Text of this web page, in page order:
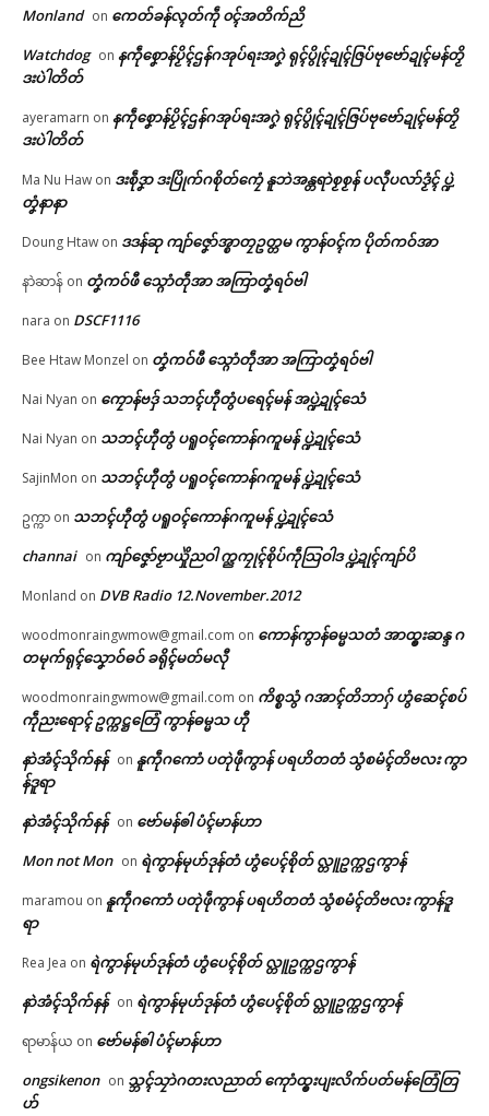
ဌာန်ပရိုၚ်ဗၠးၜးမန်
ရုဲစှ်
🏛 လညာတ်ပါ်ပဲါ
ညးဒါန်လိက်
ကေတ်အဆက်
© ဌာန်ပရိုၚ်ဗၠးၜးမန်
စာၚ်ပ္ဍဲခရိုၚ်
April 20, 2026
တန်ဗ္တောန် Diploma in English
March 18, 2026
ဂကောံရီုဗၚ်မၞိဟ်ဒေသမန်တံ
အောန်အိုတ် ဒးစွံတမ်ရိုဟ်သြန်
(၅၀၀) ကိုဋ်ဂးတုဲ ဂကောံလ္ၚဵု ဒေံါ
ဇူယာယဳ
March 10, 2026
In "ပရိုၚ်"
Monland on ကေတ်ခန်လ္ၚတ်ကဵု ၀ၚ်အတိက်ညိ
Watchdog on နကဵုစၞောန်ပၟိၚ်ဌန်ဂအုပ်ရးအဂၞဲ ရုၚ်ပွိုၚ်ဍုၚ်ဇြပ်ဗုဗော်ဍုၚ်မန်တၟိ
ဒးပဲါတိတ်
ayeramarn on နကဵုစၞောန်ပၟိၚ်ဌန်ဂအုပ်ရးအဂၞဲ ရုၚ်ပွိုၚ်ဍုၚ်ဇြပ်ဗုဗော်ဍုၚ်မန်တၟိ
ဒးပဲါတိတ်
Ma Nu Haw on ဒးစဵုဒၞာ ဒးပြိုက်ဂစိုတ်ကၠေံ နူဘဲအန္တရာဲစၟစၟန် ပလီုပလာ်ဒၟံၚ် ပ္ဍဲ
တၞံနာနာ
Doung Htaw on ဒဒန်ဆု ကျာ်ဇၞော်အ္စာတၠဥတ္တမ ကွာန်ဝၚ်က ပိုတ်ကဝ်အာ
နာဲဆာန် on တၞံကဝ်ဖီ သ္ဂောံတဵုအာ အကြာတၞံရဝ်ဗါ
nara on DSCF1116
Bee Htaw Monzel on တၞံကဝ်ဖီ သ္ဂောံတဵုအာ အကြာတၞံရဝ်ဗါ
Nai Nyan on ကၠောန်ဗဒှ် သဘၚ်ဟီုတွံပရေၚ်မန် အပ္ဍဲဍုၚ်သေံ
Nai Nyan on သဘၚ်ဟီုတွံ ပရူဝၚ်ကောန်ဂကူမန် ပ္ဍဲဍုၚ်သေံ
SajinMon on သဘၚ်ဟီုတွံ ပရူဝၚ်ကောန်ဂကူမန် ပ္ဍဲဍုၚ်သေံ
ဥက္ကာ on သဘၚ်ဟီုတွံ ပရူဝၚ်ကောန်ဂကူမန် ပ္ဍဲဍုၚ်သေံ
channai on ကျာ်ဇၞော်ဗၟာယှိုဲညဝါ က္ညကၠုၚ်စိုပ်ကဵုသြဝါဒ ပ္ဍဲဍုၚ်ကျာ်ပိ
Monland on DVB Radio 12.November.2012
woodmonraingwmow@gmail.com on ကောန်ကွာန်ဓမ္မသတံ အာထ္ၜးဆန္ဒ ဂ
တမုက်ရုၚ်သၞောဝ်ဓဝ် ခရိုၚ်မတ်မလီု
woodmonraingwmow@gmail.com on ကိစ္စသွံ ဂအာၚ်တိဘာဂှ် ဟွံဆေၚ်စပ်
ကဵုညးရောၚ် ဥက္ကဋ္ဌတြေံ ကွာန်ဓမ္မသ ဟီု
နာဲအံၚ်သိုက်နန် on နူကဵုဂကောံ ပတုဲဖဵုကွာန် ပရဟိတတံ သွံစမံၚ်တိဗလး ကွာ
န်ဒူရာ
နာဲအံၚ်သိုက်နန် on ဗော်မန်ၜါ ပံၚ်မာန်ဟာ
Mon not Mon on ရဲကွာန်မုဟ်ဒုန်တံ ဟွံပေၚ်စိုတ် လ္တူဥက္ကဌကွာန်
maramou on နူကဵုဂကောံ ပတုဲဖဵုကွာန် ပရဟိတတံ သွံစမံၚ်တိဗလး ကွာန်ဒူ
ရာ
Rea Jea on ရဲကွာန်မုဟ်ဒုန်တံ ဟွံပေၚ်စိုတ် လ္တူဥက္ကဌကွာန်
နာဲအံၚ်သိုက်နန် on ရဲကွာန်မုဟ်ဒုန်တံ ဟွံပေၚ်စိုတ် လ္တူဥက္ကဌကွာန်
ရာမာန်ယ on ဗော်မန်ၜါ ပံၚ်မာန်ဟာ
ongsikenon on သ္ဘၚ်သၠာဲဂတးလညာတ် ကေုာံထ္ၜးပျးလိက်ပတ်မန်တြေံတြ
ဟ်